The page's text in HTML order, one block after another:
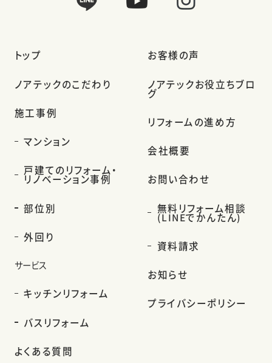
トップ
ノアテックのこだわり
施工事例
マンション
戸建てのリフォーム・
リノベーション事例
部位別
外回り
サービス
キッチンリフォーム
バスリフォーム
よくある質問
お客様の声
ノアテックお役立ちブロ
グ
リフォームの進め方
会社概要
お問い合わせ
無料リフォーム相談
(LINEでかんたん)
資料請求
お知らせ
プライバシーポリシー